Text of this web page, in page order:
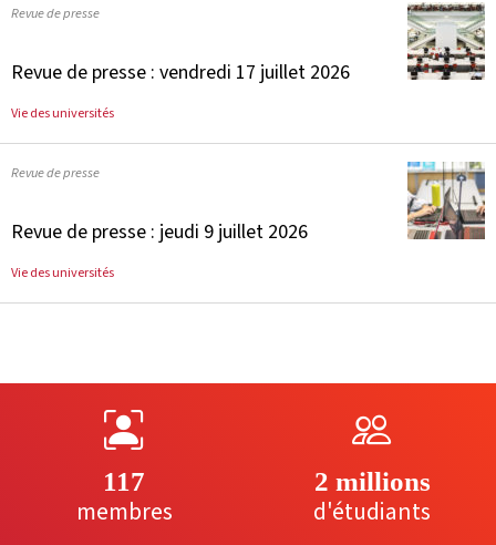
Revue de presse
Revue de presse : vendredi 17 juillet 2026
Vie des universités
Revue de presse
Revue de presse : jeudi 9 juillet 2026
Vie des universités
117
membres
2 millions
d'étudiants